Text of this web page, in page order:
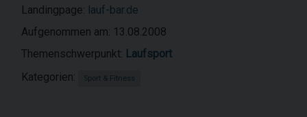
Landingpage: lauf-bar.de
Aufgenommen am: 13.08.2008
Themenschwerpunkt: Laufsport
Kategorien:
Sport & Fitness